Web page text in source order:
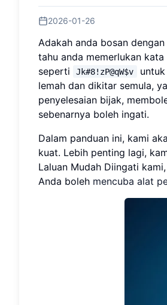
2026-01-26
Adakah anda bosan
tahu anda memerlukan
seperti
Jk#8!zP@qW$v
lemah dan dikitar semula,
penyelesaian bijak,
sebenarnya boleh ingati.
Dalam panduan ini, kami
kuat. Lebih penting lagi,
Laluan Mudah Diingati
Anda boleh mencuba alat